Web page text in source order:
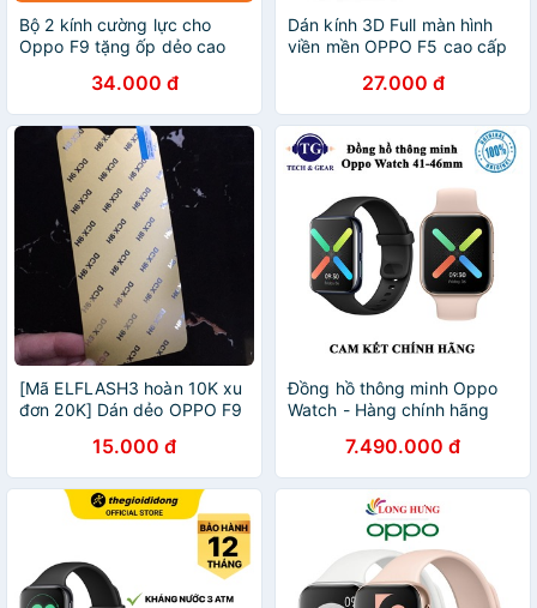
Bộ 2 kính cường lực cho
Oppo F9 tặng ốp dẻo cao
34.000 đ
Dán kính 3D Full màn hình
viền mền OPPO F5 cao cấp
27.000 đ
[Mã ELFLASH3 hoàn 10K xu
đơn 20K] Dán dẻo OPPO F9
15.000 đ
Đồng hồ thông minh Oppo
Watch - Hàng chính hãng
7.490.000 đ